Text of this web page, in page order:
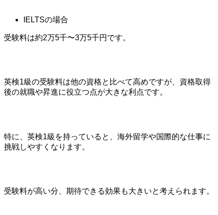
IELTSの場合
受験料は約2万5千〜3万5千円です。
英検1級の受験料は他の資格と比べて高めですが、資格取得
後の就職や昇進に役立つ点が大きな利点です。
特に、英検1級を持っていると、海外留学や国際的な仕事に
挑戦しやすくなります。
受験料が高い分、期待できる効果も大きいと考えられます。